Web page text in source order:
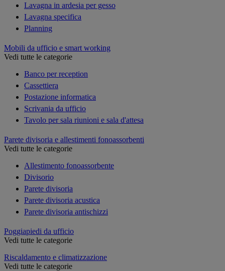
Lavagna in ardesia per gesso
Lavagna specifica
Planning
Mobili da ufficio e smart working
Vedi tutte le categorie
Banco per reception
Cassettiera
Postazione informatica
Scrivania da ufficio
Tavolo per sala riunioni e sala d'attesa
Parete divisoria e allestimenti fonoassorbenti
Vedi tutte le categorie
Allestimento fonoassorbente
Divisorio
Parete divisoria
Parete divisoria acustica
Parete divisoria antischizzi
Poggiapiedi da ufficio
Vedi tutte le categorie
Riscaldamento e climatizzazione
Vedi tutte le categorie